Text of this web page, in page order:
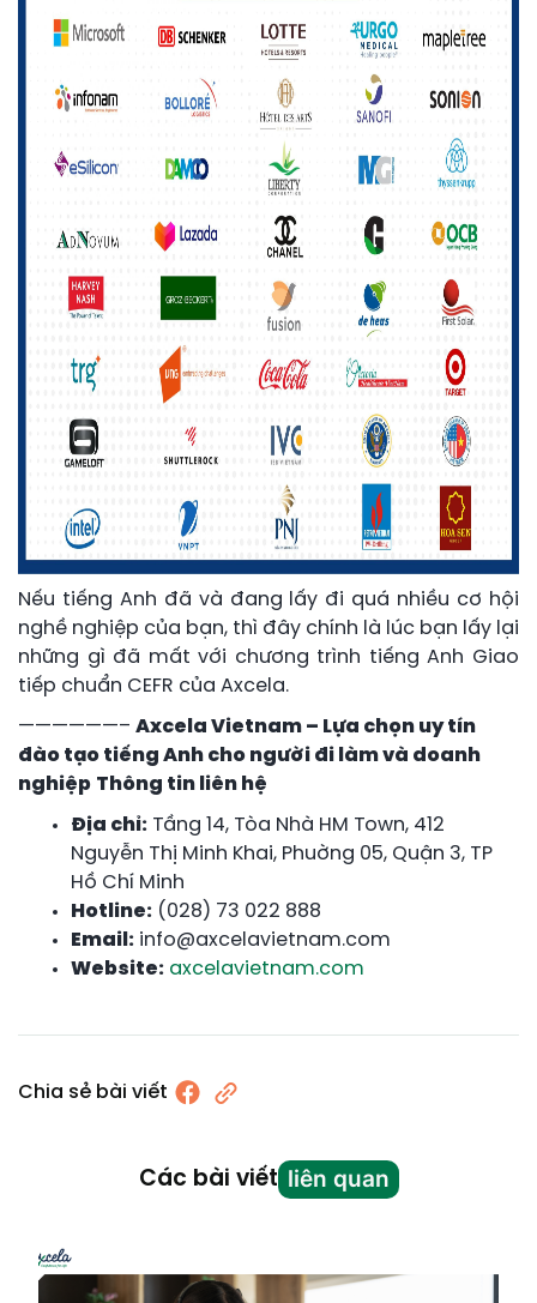
Nếu tiếng Anh đã và đang lấy đi quá nhiều cơ hội
nghề nghiệp của bạn, thì đây chính là lúc bạn lấy lại
những gì đã mất với chương trình tiếng Anh Giao
tiếp chuẩn CEFR của Axcela.
——————– Axcela Vietnam – Lựa chọn uy tín
đào tạo tiếng Anh cho người đi làm và doanh
nghiệp Thông tin liên hệ
Địa chỉ: Tầng 14, Tòa Nhà HM Town, 412
Nguyễn Thị Minh Khai, Phuờng 05, Quận 3, TP
Hồ Chí Minh
Hotline: (028) 73 022 888
Email: info@axcelavietnam.com
Website: axcelavietnam.com
Chia sẻ bài viết
Các bài viết liên quan